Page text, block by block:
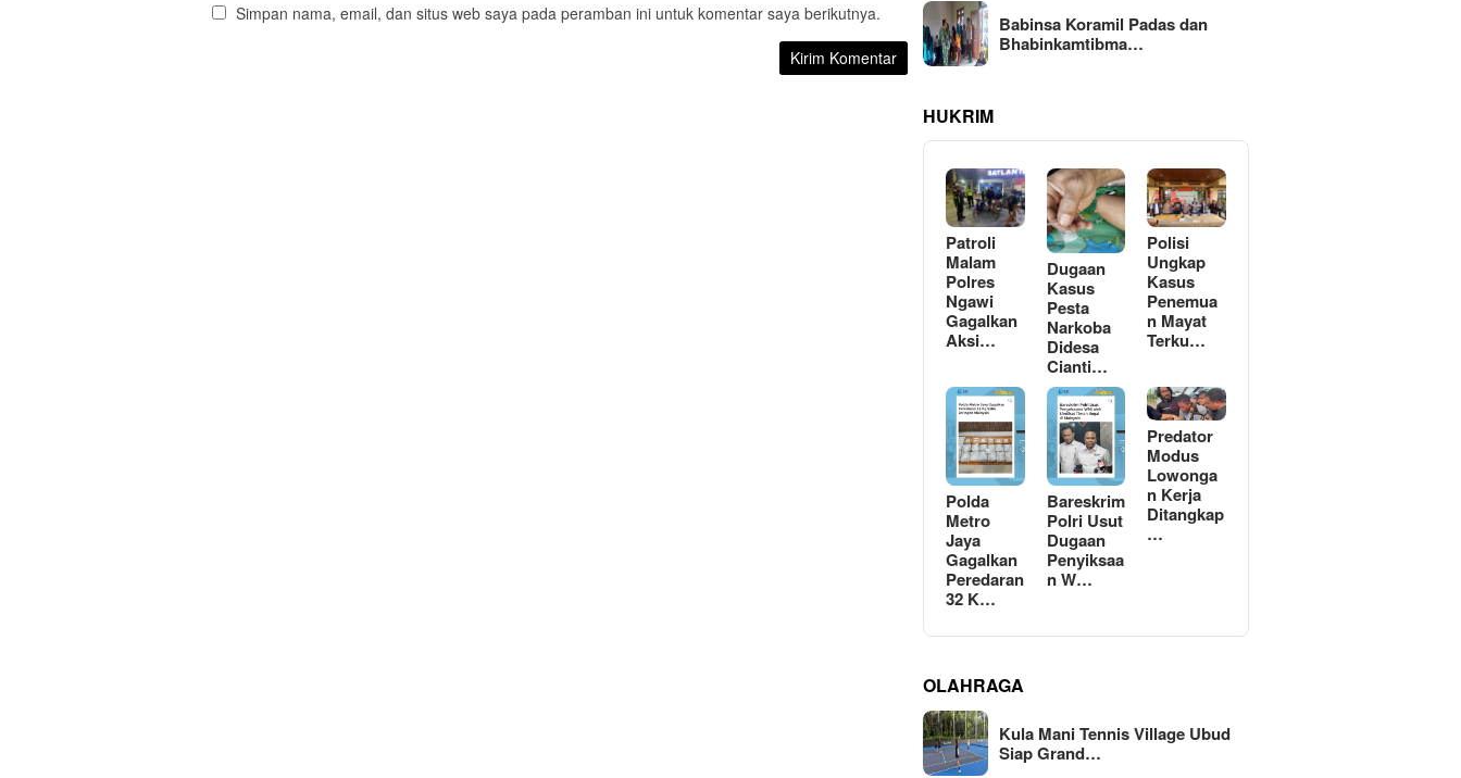
Simpan nama, email, dan situs web saya pada peramban ini untuk komentar saya berikutnya.
Babinsa Koramil Padas dan
Bhabinkamtibma…
HUKRIM
Patroli
Malam
Polres
Ngawi
Gagalkan
Aksi…
Dugaan
Kasus
Pesta
Narkoba
Didesa
Cianti…
Polisi
Ungkap
Kasus
Penemua
n Mayat
Terku…
Polda
Metro
Jaya
Gagalkan
Peredaran
32 K…
Bareskrim
Polri Usut
Dugaan
Penyiksaa
n W…
Predator
Modus
Lowonga
n Kerja
Ditangkap
…
OLAHRAGA
Kula Mani Tennis Village Ubud
Siap Grand…